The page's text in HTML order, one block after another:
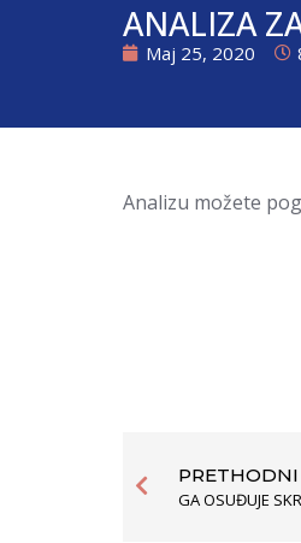
ANALIZA
Maj 25, 2020
Analizu možete
PRETHODNI
GA OSUĐUJE